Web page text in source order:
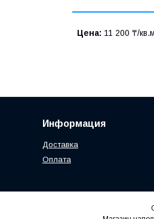
Цена: 11 200 ₸/кв.м
Информация
Доставка
Оплата